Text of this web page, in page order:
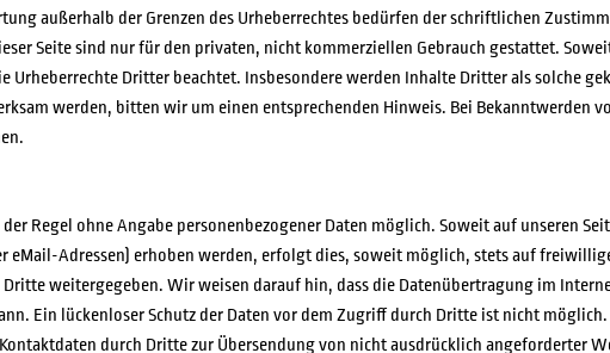
außerhalb der Grenzen des Urheberrechtes bedürfen der schriftlichen
Seite sind nur für den privaten, nicht kommerziellen Gebrauch gestattet.
Urheberrechte Dritter beachtet. Insbesondere werden Inhalte Dritter als solche
werden, bitten wir um einen entsprechenden Hinweis. Bei Bekanntwerden
Regel ohne Angabe personenbezogener Daten möglich. Soweit auf unseren
eMail-Adressen) erhoben werden, erfolgt dies, soweit möglich, stets auf
weitergegeben. Wir weisen darauf hin, dass die Datenübertragung im
Ein lückenloser Schutz der Daten vor dem Zugriff durch Dritte ist nicht
durch Dritte zur Übersendung von nicht ausdrücklich angeforderter